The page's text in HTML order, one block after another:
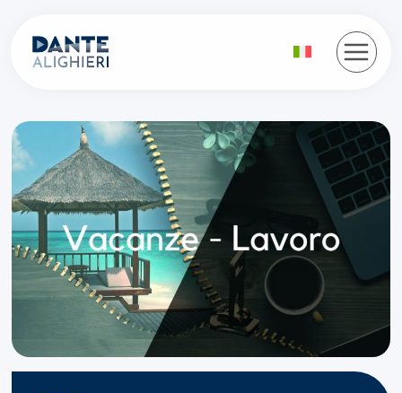
contenuto